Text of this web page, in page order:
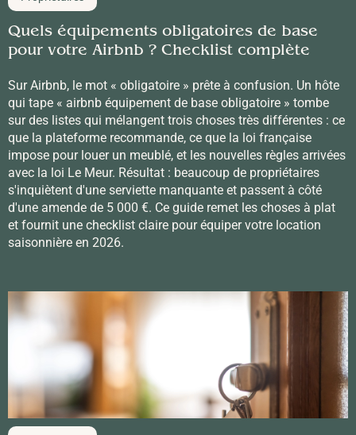
Quels équipements obligatoires de base
pour votre Airbnb ? Checklist complète
Sur Airbnb, le mot « obligatoire » prête à confusion. Un hôte
qui tape « airbnb équipement de base obligatoire » tombe
sur des listes qui mélangent trois choses très différentes : ce
que la plateforme recommande, ce que la loi française
impose pour louer un meublé, et les nouvelles règles arrivées
avec la loi Le Meur. Résultat : beaucoup de propriétaires
s'inquiètent d'une serviette manquante et passent à côté
d'une amende de 5 000 €. Ce guide remet les choses à plat
et fournit une checklist claire pour équiper votre location
saisonnière en 2026.